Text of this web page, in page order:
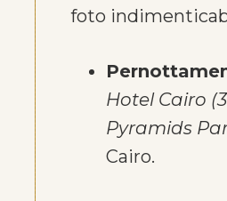
foto
Hotel Cairo
Pyramids
Cairo.